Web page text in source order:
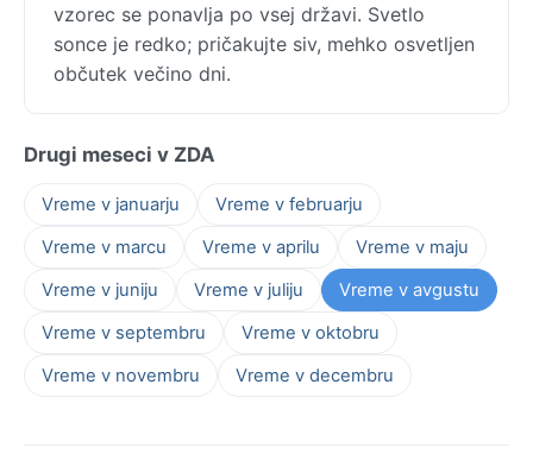
vzorec se ponavlja po vsej državi. Svetlo
sonce je redko; pričakujte siv, mehko osvetljen
občutek večino dni.
Drugi meseci v ZDA
Vreme v januarju
Vreme v februarju
Vreme v marcu
Vreme v aprilu
Vreme v maju
Vreme v juniju
Vreme v juliju
Vreme v avgustu
Vreme v septembru
Vreme v oktobru
Vreme v novembru
Vreme v decembru